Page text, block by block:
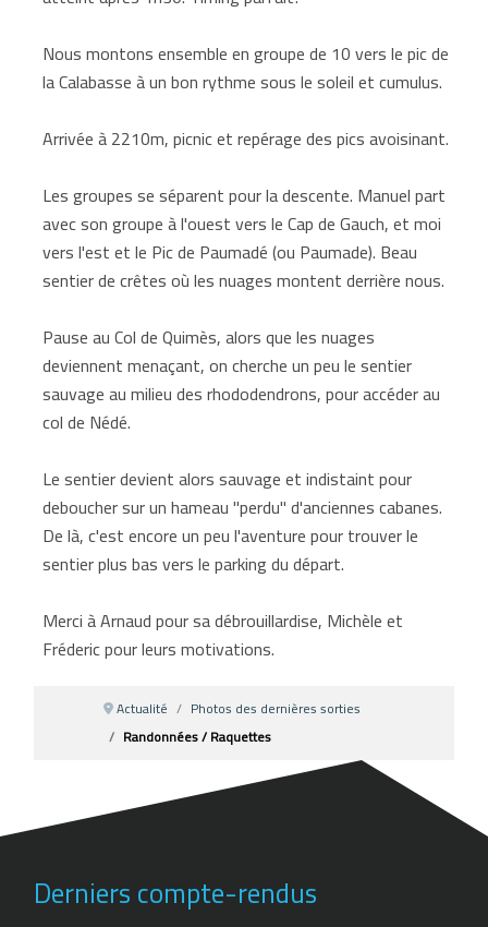
Nous montons ensemble en groupe de 10 vers le pic de
la Calabasse à un bon rythme sous le soleil et cumulus.
Arrivée à 2210m, picnic et repérage des pics avoisinant.
Les groupes se séparent pour la descente. Manuel part
avec son groupe à l'ouest vers le Cap de Gauch, et moi
vers l'est et le Pic de Paumadé (ou Paumade). Beau
sentier de crêtes où les nuages montent derrière nous.
Pause au Col de Quimès, alors que les nuages
deviennent menaçant, on cherche un peu le sentier
sauvage au milieu des rhododendrons, pour accéder au
col de Nédé.
Le sentier devient alors sauvage et indistaint pour
deboucher sur un hameau "perdu" d'anciennes cabanes.
De là, c'est encore un peu l'aventure pour trouver le
sentier plus bas vers le parking du départ.
Merci à Arnaud pour sa débrouillardise, Michèle et
Fréderic pour leurs motivations.
Actualité
Photos des dernières sorties
Randonnées / Raquettes
Derniers compte-rendus